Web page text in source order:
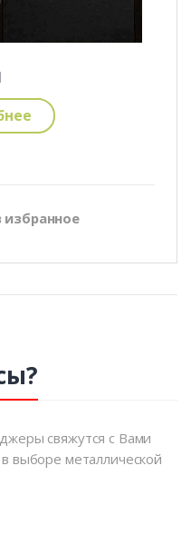
свяжутся с Вами
выборе металлической